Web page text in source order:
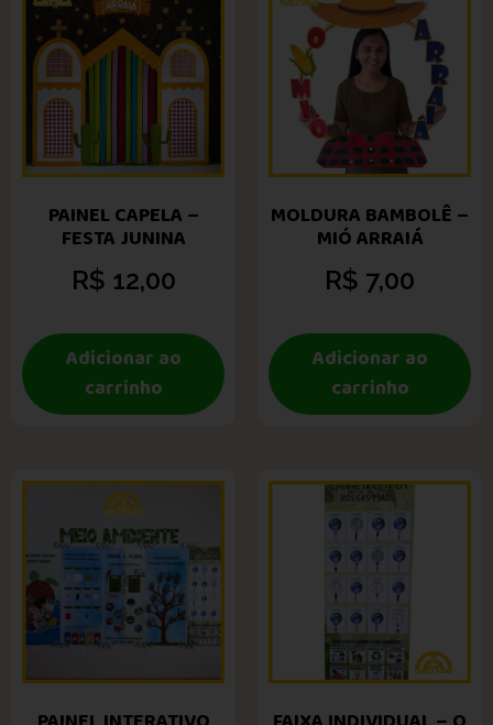
PAINEL CAPELA –
FESTA JUNINA
R$ 12,00
Adicionar ao
carrinho
MOLDURA BAMBOLÊ –
MIÓ ARRAIÁ
R$ 7,00
Adicionar ao
carrinho